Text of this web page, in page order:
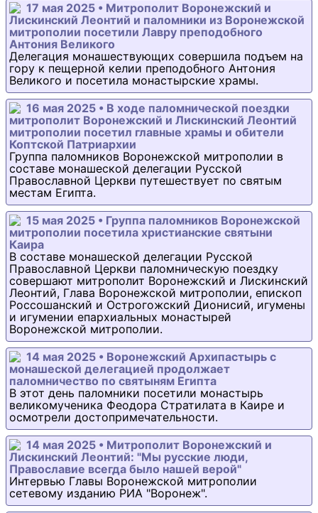
17 мая 2025 • Митрополит Воронежский и
Лискинский Леонтий и паломники из Воронежской
митрополии посетили Лавру преподобного
Антония Великого
Делегация монашествующих совершила подъем на
гору к пещерной келии преподобного Антония
Великого и посетила монастырские храмы.
16 мая 2025 • В ходе паломнической поездки
митрополит Воронежский и Лискинский Леонтий
митрополии посетил главные храмы и обители
Коптской Патриархии
Группа паломников Воронежской митрополии в
составе монашеской делегации Русской
Православной Церкви путешествует по святым
местам Египта.
15 мая 2025 • Группа паломников Воронежской
митрополии посетила христианские святыни
Каира
В составе монашеской делегации Русской
Православной Церкви паломническую поездку
совершают митрополит Воронежский и Лискинский
Леонтий, Глава Воронежской митрополии, епископ
Россошанский и Острогожский Дионисий, игумены
и игумении епархиальных монастырей
Воронежской митрополии.
14 мая 2025 • Воронежский Архипастырь с
монашеской делегацией продолжает
паломничество по святыням Египта
В этот день паломники посетили монастырь
великомученика Феодора Стратилата в Каире и
осмотрели достопримечательности.
14 мая 2025 • Митрополит Воронежский и
Лискинский Леонтий: "Мы русские люди,
Православие всегда было нашей верой"
Интервью Главы Воронежской митрополии
сетевому изданию РИА "Воронеж".